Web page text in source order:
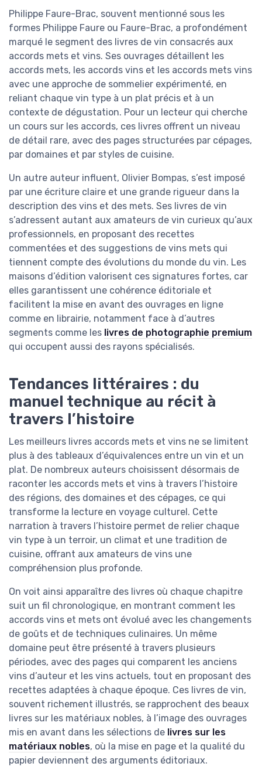
Philippe Faure-Brac, souvent mentionné sous les
formes Philippe Faure ou Faure-Brac, a profondément
marqué le segment des livres de vin consacrés aux
accords mets et vins. Ses ouvrages détaillent les
accords mets, les accords vins et les accords mets vins
avec une approche de sommelier expérimenté, en
reliant chaque vin type à un plat précis et à un
contexte de dégustation. Pour un lecteur qui cherche
un cours sur les accords, ces livres offrent un niveau
de détail rare, avec des pages structurées par cépages,
par domaines et par styles de cuisine.
Un autre auteur influent, Olivier Bompas, s’est imposé
par une écriture claire et une grande rigueur dans la
description des vins et des mets. Ses livres de vin
s’adressent autant aux amateurs de vin curieux qu’aux
professionnels, en proposant des recettes
commentées et des suggestions de vins mets qui
tiennent compte des évolutions du monde du vin. Les
maisons d’édition valorisent ces signatures fortes, car
elles garantissent une cohérence éditoriale et
facilitent la mise en avant des ouvrages en ligne
comme en librairie, notamment face à d’autres
segments comme les livres de photographie premium
qui occupent aussi des rayons spécialisés.
Tendances littéraires : du
manuel technique au récit à
travers l’histoire
Les meilleurs livres accords mets et vins ne se limitent
plus à des tableaux d’équivalences entre un vin et un
plat. De nombreux auteurs choisissent désormais de
raconter les accords mets et vins à travers l’histoire
des régions, des domaines et des cépages, ce qui
transforme la lecture en voyage culturel. Cette
narration à travers l’histoire permet de relier chaque
vin type à un terroir, un climat et une tradition de
cuisine, offrant aux amateurs de vins une
compréhension plus profonde.
On voit ainsi apparaître des livres où chaque chapitre
suit un fil chronologique, en montrant comment les
accords vins et mets ont évolué avec les changements
de goûts et de techniques culinaires. Un même
domaine peut être présenté à travers plusieurs
périodes, avec des pages qui comparent les anciens
vins d’auteur et les vins actuels, tout en proposant des
recettes adaptées à chaque époque. Ces livres de vin,
souvent richement illustrés, se rapprochent des beaux
livres sur les matériaux nobles, à l’image des ouvrages
mis en avant dans les sélections de livres sur les
matériaux nobles, où la mise en page et la qualité du
papier deviennent des arguments éditoriaux.